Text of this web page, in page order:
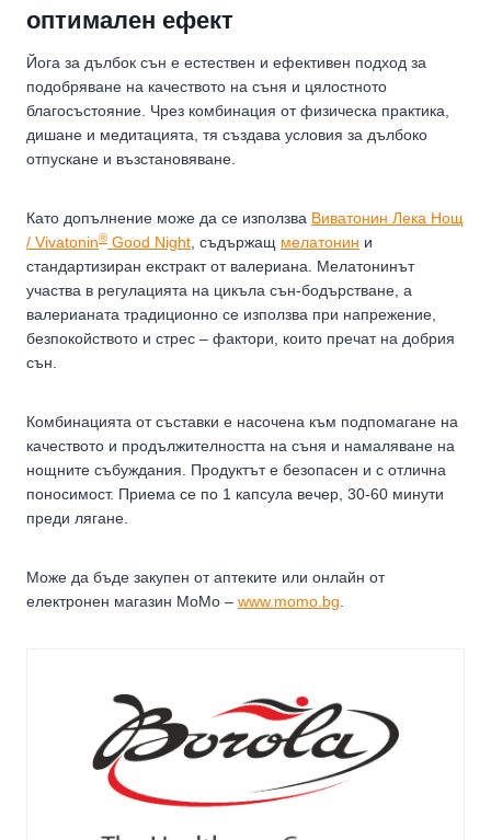
оптимален ефект
Йога за дълбок сън е естествен и ефективен подход за
подобряване на качеството на съня и цялостното
благосъстояние. Чрез комбинация от физическа практика,
дишане и медитацията, тя създава условия за дълбоко
отпускане и възстановяване.
Като допълнение може да се използва Виватонин Лека Нощ
/ Vivatonin® Good Night , съдържащ мелатонин и
стандартизиран екстракт от валериана. Мелатонинът
участва в регулацията на цикъла сън-бодърстване, а
валерианата традиционно се използва при напрежение,
безпокойството и стрес – фактори, които пречат на добрия
сън.
Комбинацията от съставки е насочена към подпомагане на
качеството и продължителността на съня и намаляване на
нощните събуждания. Продуктът е безопасен и с отлична
поносимост. Приема се по 1 капсула вечер, 30-60 минути
преди лягане.
Може да бъде закупен от аптеките или онлайн от
електронен магазин МоМо – www.momo.bg